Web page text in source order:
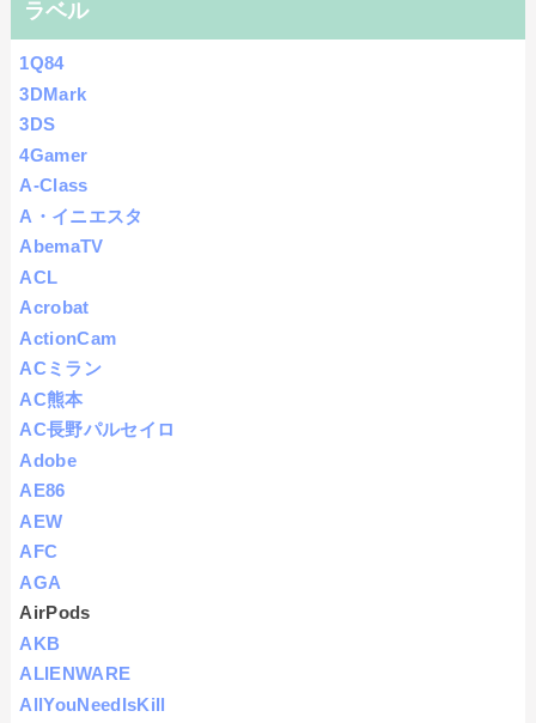
ラベル
1Q84
3DMark
3DS
4Gamer
A-Class
A・イニエスタ
AbemaTV
ACL
Acrobat
ActionCam
ACミラン
AC熊本
AC長野パルセイロ
Adobe
AE86
AEW
AFC
AGA
AirPods
AKB
ALIENWARE
AllYouNeedIsKill